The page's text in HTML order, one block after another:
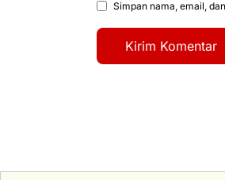
Simpan nama, email,